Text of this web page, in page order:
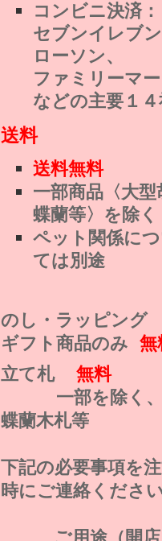
コンビニ決済
セブンイレブ
ローソン、
ファミリーマ
などの主要１
送料
送料無料
一部商品〈大型
蝶蘭等〉を除く
ペット関係に
ては別途
のし・ラッピン
ギフト商品のみ 無
立て札
無料
一部を除く
蝶蘭木札等
下記の必要事項を
時にご連絡くださ